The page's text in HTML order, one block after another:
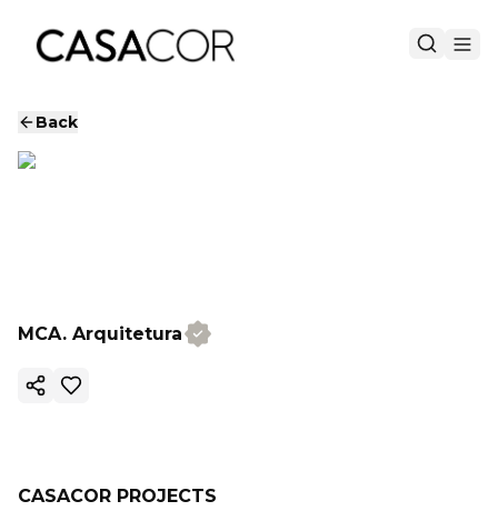
Back
MCA. Arquitetura
Copy ink
CASACOR PROJECTS